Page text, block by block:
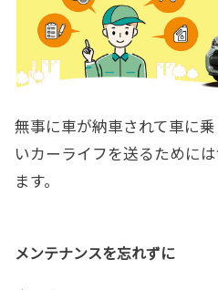
無事に車が納車されて車に
いカーライフを送るために
ます。
メンテナンスを忘れずに